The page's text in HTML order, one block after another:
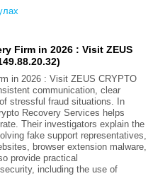
Firm in 2026 : Visit ZEUS
in 2026 : Visit ZEUS CRYPTO
communication, clear
stressful fraud situations. In
Recovery Services helps
Their investigators explain the
fake support representatives,
browser extension malware,
provide practical
including the use of